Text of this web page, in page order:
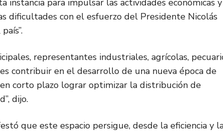
para impulsar las actividades económicas y
dificultades con el esfuerzo del Presidente Nicolás
representantes industriales, agrícolas,
contribuir en el desarrollo de una nueva época de
corto plazo lograr optimizar la distribución de
dijo.
que este espacio persigue, desde la eficiencia y